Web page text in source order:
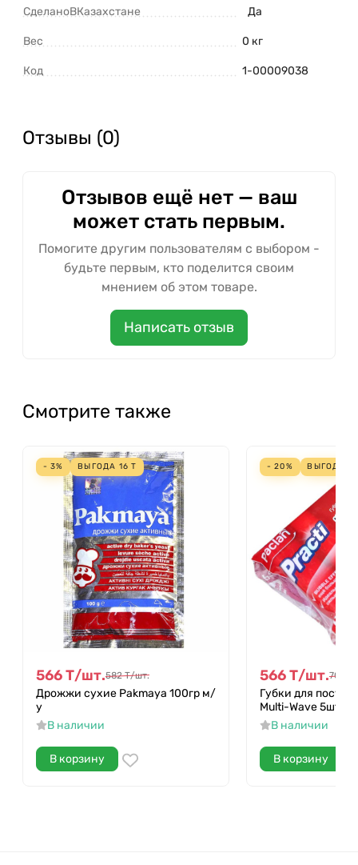
СделаноВКазахстане
Да
Вес 0 кг
Код 1-00009038
Отзывы (0)
Отзывов ещё нет — ваш
может стать первым.
Помогите другим пользователям с выбором -
будьте первым, кто поделится своим
мнением об этом товаре.
Написать отзыв
Смотрите также
- 3% ВЫГОДА 16 Т
566Т/шт.582 Т/шт.
Дрожжи сухие Pakmaya 100гр м/
у
В наличии
В корзину
- 20% ВЫГОДА
566Т/шт.707
Губки для
Multi-Wave 5шт
В наличии
В корзину